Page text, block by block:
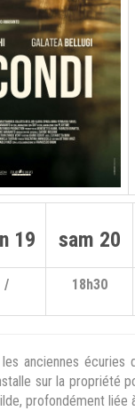
19 sam 20
/ 18h30
anciennes écuries
sur la
profondément